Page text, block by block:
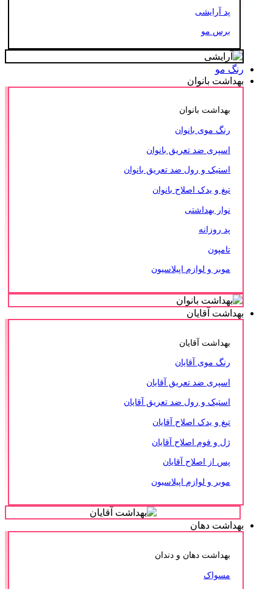
پد آرایشی
برس مو
رنگ مو
بهداشت بانوان
بهداشت بانوان
رنگ موی بانوان
اسپری ضد تعریق بانوان
استیک و رول ضد تعریق بانوان
تیغ و یدک اصلاح بانوان
نوار بهداشتی
پد روزانه
تامپون
موبر و لوازم اپیلاسیون
بهداشت آقایان
بهداشت آقایان
رنگ موی آقایان
اسپری ضد تعریق آقایان
استیک و رول ضد تعریق آقایان
تیغ و یدک اصلاح آقایان
ژل و فوم اصلاح آقایان
پس از اصلاح آقایان
موبر و لوازم اپیلاسیون
بهداشت دهان
بهداشت دهان و دندان
مسواک